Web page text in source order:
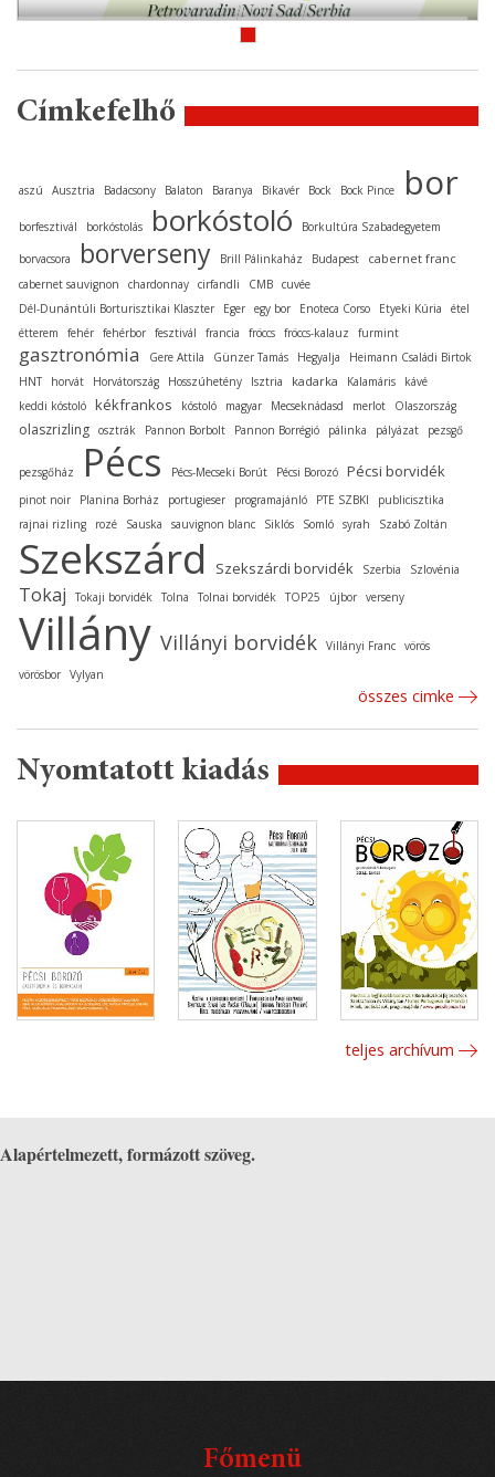
Címkefelhő
aszú Ausztria Badacsony Balaton Baranya Bikavér Bock Bock Pince bor
borfesztivál borkóstolás borkóstoló Borkultúra Szabadegyetem
borvacsora borverseny Brill Pálinkaház Budapest cabernet franc
cabernet sauvignon chardonnay cirfandli CMB cuvée
Dél-Dunántúli Borturisztikai Klaszter
Eger egy bor Enoteca Corso Etyeki Kúria
étel
étterem
fehér fehérbor fesztivál francia fröccs fröccs-kalauz furmint
gasztronómia Gere Attila Günzer Tamás Hegyalja
Heimann Családi Birtok
HNT
horvát Horvátország Hosszúhetény Isztria kadarka Kalamáris
kávé
keddi kóstoló kékfrankos kóstoló magyar Mecseknádasd merlot Olaszország
olaszrizling osztrák Pannon Borbolt Pannon Borrégió pálinka pályázat pezsgő
pezsgőház Pécs Pécs-Mecseki Borút Pécsi Borozó Pécsi borvidék
pinot noir Planina Borház portugieser programajánló PTE SZBKI
publicisztika
rajnai rizling
rozé Sauska sauvignon blanc Siklós Somló syrah Szabó Zoltán
Szekszárd Szekszárdi borvidék Szerbia Szlovénia
Tokaj Tokaji borvidék Tolna Tolnai borvidék TOP25 újbor verseny
Villány Villányi borvidék Villányi Franc vörös
vörösbor Vylyan
összes cimke
Nyomtatott kiadás
teljes archívum
Alapértelmezett, formázott szöveg.
Főmenü